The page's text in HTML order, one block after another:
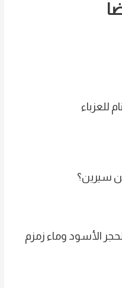
للعزباء
سيرين؟
الأسود وماء زمزم